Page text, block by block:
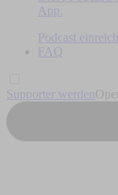
App.
Podcast
FAQ
Supporter werden